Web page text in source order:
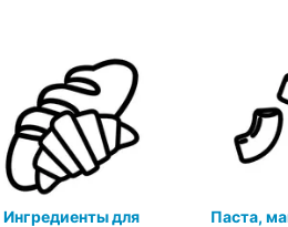
Ингредиенты для
Паста,